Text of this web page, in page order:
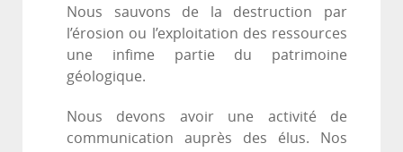
Nous sauvons de la destruction par
l’érosion ou l’exploitation des ressources
une infime partie du patrimoine
géologique.
Nous devons avoir une activité de
communication auprès des élus. Nos